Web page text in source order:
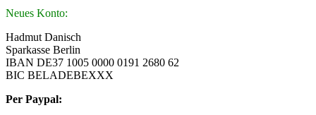
Neues Konto:
Hadmut Danisch
Sparkasse Berlin
IBAN DE37 1005 0000 0191 2680 62
BIC BELADEBEXXX
Per Paypal: